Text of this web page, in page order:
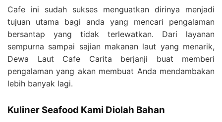
Cafe ini sudah sukses menguatkan dirinya menjadi
tujuan utama bagi anda yang mencari pengalaman
bersantap yang tidak terlewatkan. Dari layanan
sempurna sampai sajian makanan laut yang menarik,
Dewa Laut Cafe Carita berjanji buat memberi
pengalaman yang akan membuat Anda mendambakan
lebih banyak lagi.
Kuliner Seafood Kami Diolah Bahan